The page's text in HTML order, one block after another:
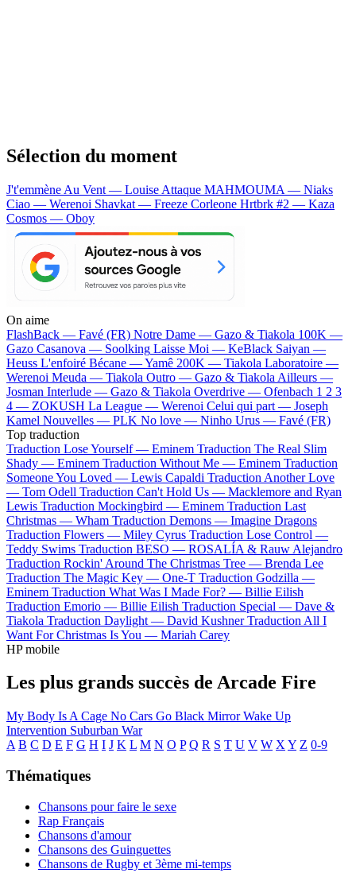
Sélection du moment
J't'emmène Au Vent — Louise Attaque MAHMOUMA — Niaks
Ciao — Werenoi Shavkat — Freeze Corleone Hrtbrk #2 — Kaza
Cosmos — Oboy
On aime
FlashBack — Favé (FR) Notre Dame — Gazo & Tiakola 100K —
Gazo Casanova — Soolking Laisse Moi — KeBlack Saiyan —
Heuss L'enfoiré Bécane —Yamê 200K — Tiakola Laboratoire —
Werenoi Meuda — Tiakola Outro — Gazo & Tiakola Ailleurs —
Josman Interlude — Gazo & Tiakola Overdrive — Ofenbach 1 2 3
4 — ZOKUSH La League — Werenoi Celui qui part — Joseph
Kamel Nouvelles — PLK No love — Ninho Urus — Favé (FR)
Top traduction
Traduction Lose Yourself — Eminem Traduction The Real Slim
Shady — Eminem Traduction Without Me — Eminem Traduction
Someone You Loved — Lewis Capaldi Traduction Another Love
— Tom Odell Traduction Can't Hold Us — Macklemore and Ryan
Lewis Traduction Mockingbird — Eminem Traduction Last
Christmas — Wham Traduction Demons — Imagine Dragons
Traduction Flowers — Miley Cyrus Traduction Lose Control —
Teddy Swims Traduction BESO — ROSALÍA & Rauw Alejandro
Traduction Rockin' Around The Christmas Tree — Brenda Lee
Traduction The Magic Key — One-T Traduction Godzilla —
Eminem Traduction What Was I Made For? — Billie Eilish
Traduction Emorio — Billie Eilish Traduction Special — Dave &
Tiakola Traduction Daylight — David Kushner Traduction All I
Want For Christmas Is You — Mariah Carey
HP mobile
Les plus grands succès de Arcade Fire
My Body Is A Cage No Cars Go Black MirrorWake Up
Intervention Suburban War
A B C D E F G H I J K L M N O P Q R S T U V W X Y Z 0-9
Thématiques
Chansons pour faire le sexe
Rap Français
Chansons d'amour
Chansons des Guinguettes
Chansons de Rugby et 3ème mi-temps